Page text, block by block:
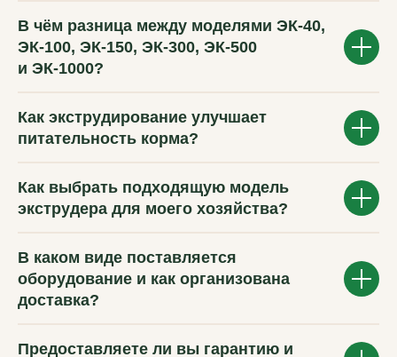
В чём разница между моделями ЭК-40,
ЭК-100, ЭК-150, ЭК-300, ЭК-500
и ЭК-1000?
Как экструдирование улучшает
питательность корма?
Как выбрать подходящую модель
экструдера для моего хозяйства?
В каком виде поставляется
оборудование и как организована
доставка?
Предоставляете ли вы гарантию и